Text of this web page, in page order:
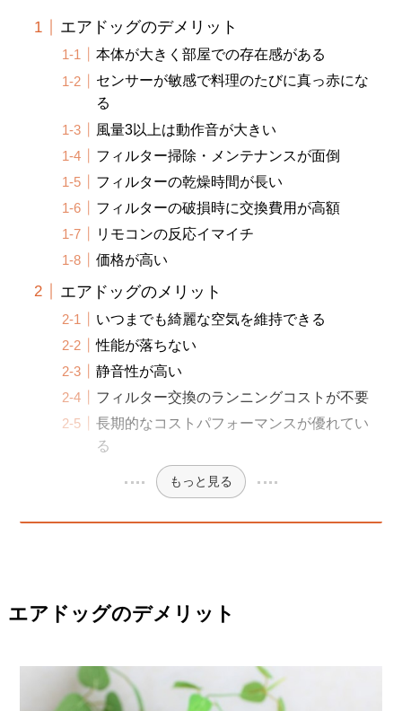
エアドッグのデメリット
本体が大きく部屋での存在感がある
センサーが敏感で料理のたびに真っ赤にな
る
風量3以上は動作音が大きい
フィルター掃除・メンテナンスが面倒
フィルターの乾燥時間が長い
フィルターの破損時に交換費用が高額
リモコンの反応イマイチ
価格が高い
エアドッグのメリット
いつまでも綺麗な空気を維持できる
性能が落ちない
静音性が高い
フィルター交換のランニングコストが不要
長期的なコストパフォーマンスが優れてい
る
もっと見る
エアドッグのデメリット